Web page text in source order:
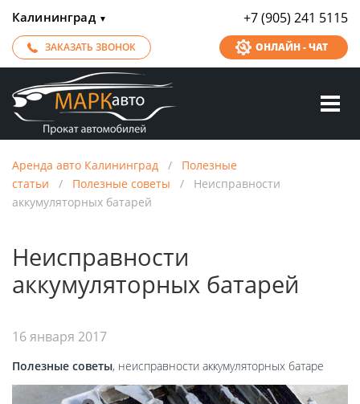
Калининград ▼ +7 (905) 241 5115
ЗАКАЗАТЬ ЗВОНОК ОНЛАЙН - ЧАТ
Аренда авто Калининград / Полезные
статьи / Полезные советы / Неисправности
аккумуляторных батарей
Неисправности
аккумуляторных батарей
16 января 2017
Полезные советы, неисправности аккумуляторных батаре